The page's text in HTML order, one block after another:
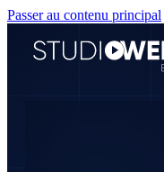
Passer au contenu principal